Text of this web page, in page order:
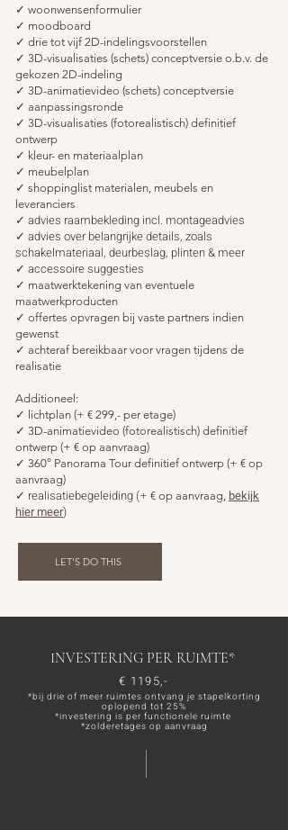
✓ woonwensenformulier
✓ moodboard
✓ drie tot vijf 2D-indelingsvoorstellen
✓ 3D-visualisaties (schets) conceptversie o.b.v. de
gekozen 2D-indeling
✓ 3D-animatievideo (schets) conceptversie
✓ aanpassingsronde
✓ 3D-visualisaties (fotorealistisch) definitief
ontwerp
✓ kleur- en materiaalplan
✓ meubelplan
✓ shoppinglist materialen, meubels en
leveranciers
✓ advies raambekleding incl. montageadvies
✓ advies over belangrijke details, zoals
schakelmateriaal, deurbeslag, plinten & meer
✓ accessoire suggesties
✓ maatwerktekening van eventuele
maatwerkproducten
✓ offertes opvragen bij vaste partners indien
gewenst
✓ achteraf bereikbaar voor vragen tijdens de
realisatie
Additioneel:
✓ lichtplan (+ € 299,- per etage)
✓ 3D-animatievideo (fotorealistisch) definitief
ontwerp (+ € op aanvraag)
✓ 360° Panorama Tour definitief ontwerp (+ € op
aanvraag)
✓ realisatiebegeleiding (+ € op aanvraag, bekijk
hier meer)
LET'S DO THIS
INVESTERING PER RUIMTE*
€ 1195,-
*bij drie of meer ruimtes ontvang je stapelkorting
oplopend tot 25%
*investering is per functionele ruimte
*zolderetages op aanvraag